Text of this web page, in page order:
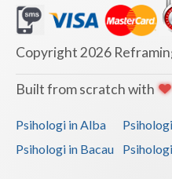
Copyright 2026
Built from scratch with
Psihologi in Alba
Psihologi in Bacau